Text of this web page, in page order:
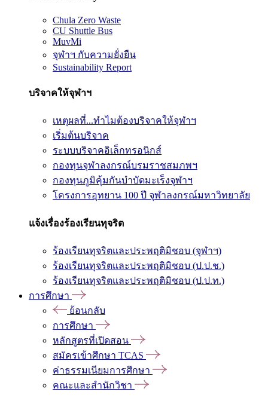
Chula Zero Waste
CU Shuttle Bus
MuvMi
จุฬาฯ กับความยั่งยืน
Sustainability Report
บริจาคให้จุฬาฯ
เหตุผลที่...ทำไมต้องบริจาคให้จุฬาฯ
เริ่มต้นบริจาค
ระบบบริจาคอิเล็กทรอนิกส์
กองทุนจุฬาลงกรณ์บรมราชสมภพฯ
กองทุนภูมิคุ้มกันบำบัดมะเร็งจุฬาฯ
โครงการอุทยาน 100 ปี จุฬาลงกรณ์มหาวิทยาลัย
แจ้งเรื่องร้องเรียนทุจริต
ร้องเรียนทุจริตและประพฤติมิชอบ (จุฬาฯ)
ร้องเรียนทุจริตและประพฤติมิชอบ (ป.ป.ช.)
ร้องเรียนทุจริตและประพฤติมิชอบ (ป.ป.ท.)
การศึกษา
ย้อนกลับ
การศึกษา
หลักสูตรที่เปิดสอน
สมัครเข้าศึกษา TCAS
ค่าธรรมเนียมการศึกษา
คณะและสำนักวิชา